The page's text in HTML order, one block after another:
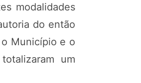
modalidades
do então
Município e o
um